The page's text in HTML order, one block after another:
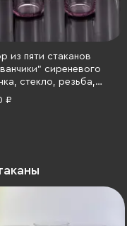
из пяти стаканов
сиреневого
стекло, резьба,
1960-1990 гг.
₽